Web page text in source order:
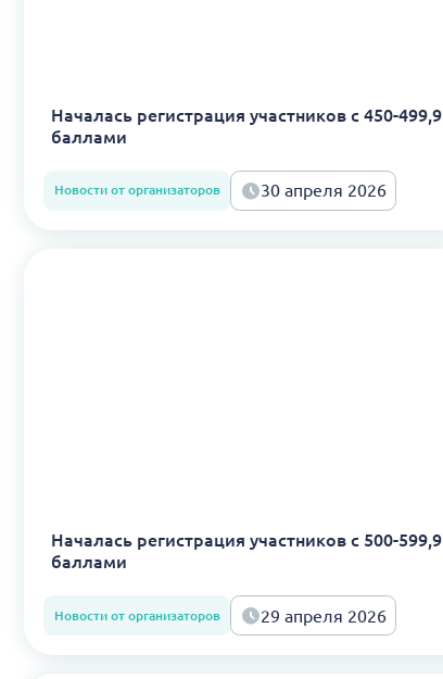
Началась регистрация участников с 450-499,9
баллами
Новости от организаторов 30 апреля 2026
Началась регистрация участников с 500-599,9
баллами
Новости от организаторов 29 апреля 2026